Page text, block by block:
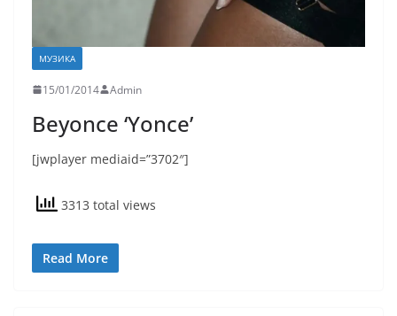
МУЗИКА
15/01/2014 Admin
Beyonce ‘Yonce’
[jwplayer mediaid=”3702″]
3313 total views
Read More